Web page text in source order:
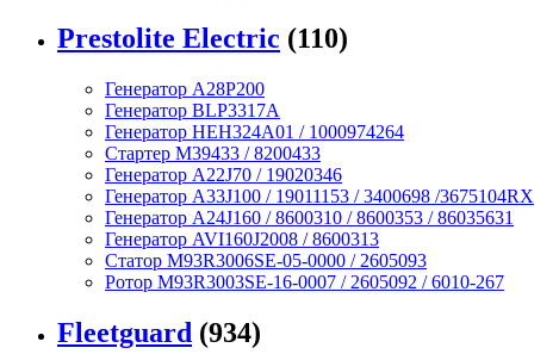
Prestolite Electric (110)
Генератор A28P200
Генератор BLP3317A
Генератор HEH324A01 / 1000974264
Стартер M39433 / 8200433
Генератор A22J70 / 19020346
Генератор A33J100 / 19011153 / 3400698 /3675104RX
Генератор A24J160 / 8600310 / 8600353 / 86035631
Генератор AVI160J2008 / 8600313
Статор M93R3006SE-05-0000 / 2605093
Ротор M93R3003SE-16-0007 / 2605092 / 6010-267
Fleetguard (934)